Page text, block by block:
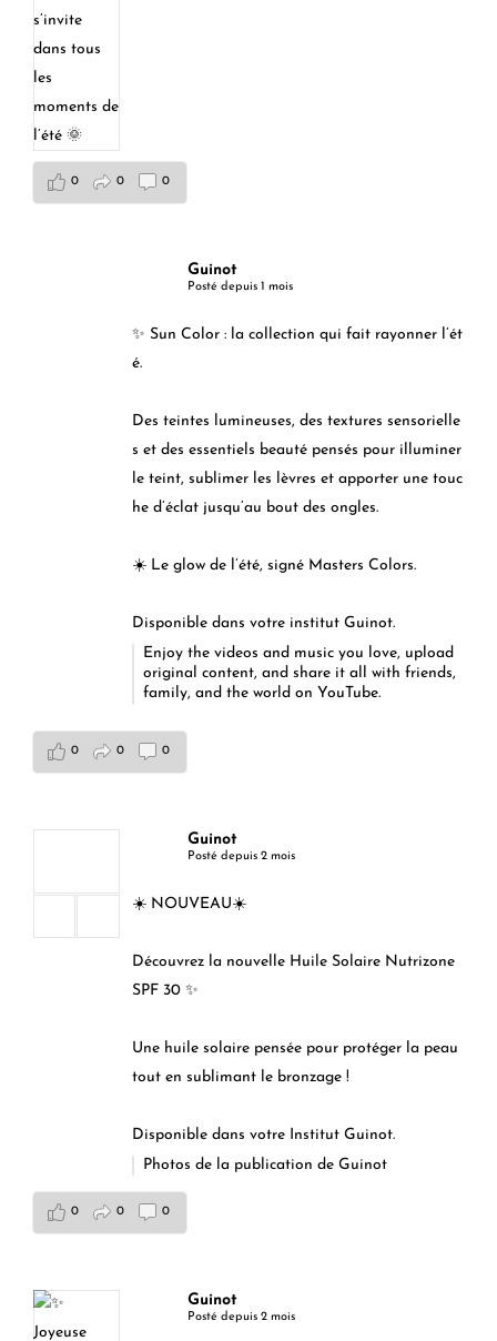
0 0 0
Guinot
Posté depuis 1 mois
✨ Sun Color : la collection qui fait rayonner l’ét
é.
Des teintes lumineuses, des textures sensorielle
s et des essentiels beauté pensés pour illuminer
le teint, sublimer les lèvres et apporter une touc
he d’éclat jusqu’au bout des ongles.
☀️ Le glow de l’été, signé Masters Colors.
Disponible dans votre institut Guinot.
Enjoy the videos and music you love, upload
original content, and share it all with friends,
family, and the world on YouTube.
0 0 0
Guinot
Posté depuis 2 mois
☀️ NOUVEAU☀️
Découvrez la nouvelle Huile Solaire Nutrizone
SPF 30 ✨
Une huile solaire pensée pour protéger la peau
tout en sublimant le bronzage !
Disponible dans votre Institut Guinot.
Photos de la publication de Guinot
0 0 0
Guinot
Posté depuis 2 mois